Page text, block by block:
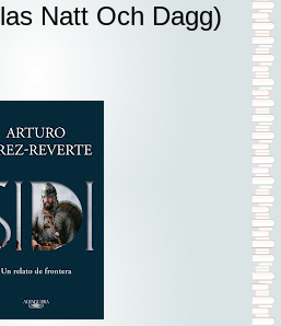
Natt Och Dagg)